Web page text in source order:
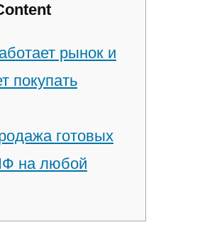
рынок и
покупать
готовых
на любой